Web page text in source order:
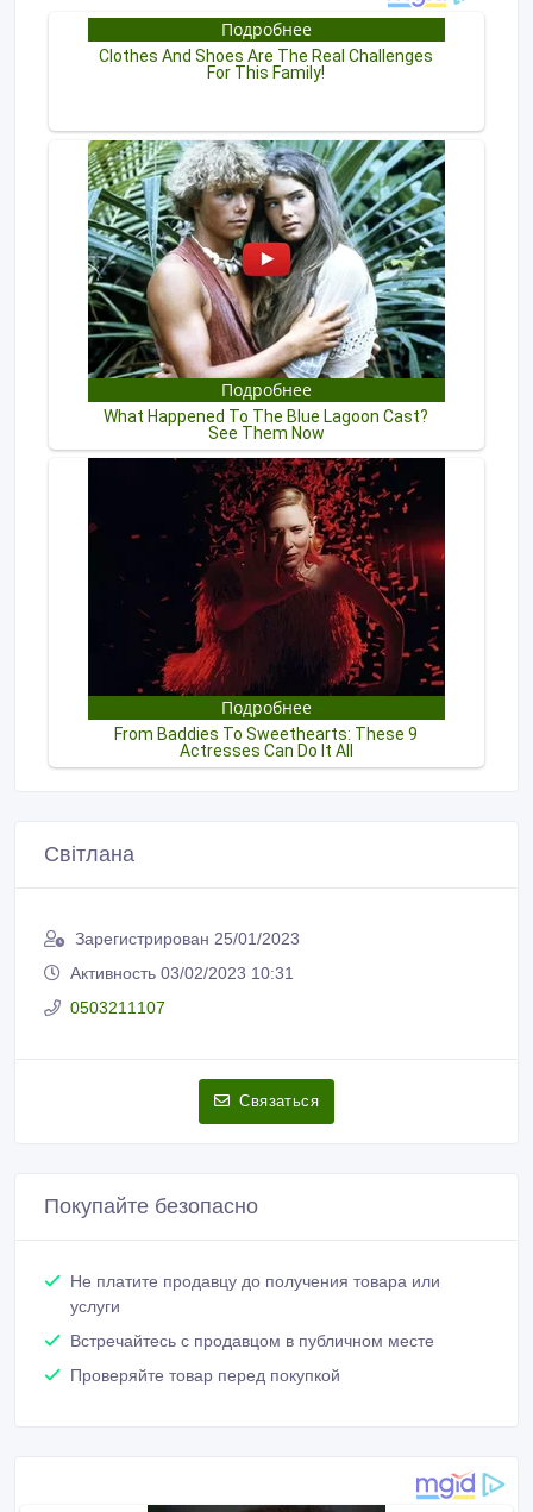
Світлана
Зарегистрирован 25/01/2023
Активность 03/02/2023 10:31
0503211107
Связаться
Покупайте безопасно
Не платите продавцу до получения товара или
услуги
Встречайтесь с продавцом в публичном месте
Проверяйте товар перед покупкой